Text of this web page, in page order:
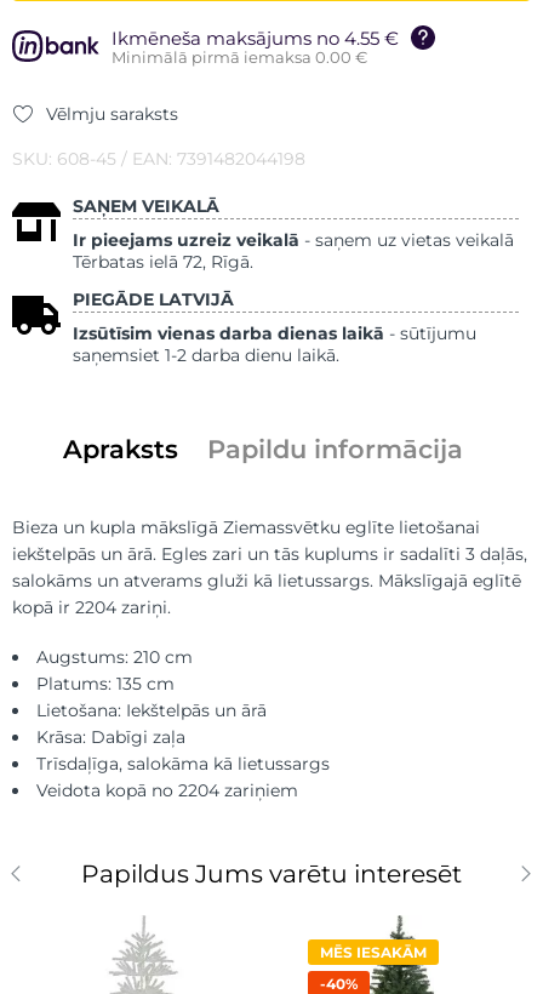
Ikmēneša maksājums no 4.55 €
Minimālā pirmā iemaksa 0.00 €
Vēlmju saraksts
SKU: 608-45 / EAN: 7391482044198
SAŅEM VEIKALĀ
Ir pieejams uzreiz veikalā - saņem uz vietas veikalā
Tērbatas ielā 72, Rīgā.
PIEGĀDE LATVIJĀ
Izsūtīsim vienas darba dienas laikā - sūtījumu
saņemsiet 1-2 darba dienu laikā.
Apraksts Papildu informācija
Bieza un kupla mākslīgā Ziemassvētku eglīte lietošanai
iekštelpās un ārā. Egles zari un tās kuplums ir sadalīti 3 daļās,
salokāms un atverams gluži kā lietussargs. Mākslīgajā eglītē
kopā ir 2204 zariņi.
Augstums: 210 cm
Platums: 135 cm
Lietošana: Iekštelpās un ārā
Krāsa: Dabīgi zaļa
Trīsdaļīga, salokāma kā lietussargs
Veidota kopā no 2204 zariņiem
Papildus Jums varētu interesēt
MĒS IESAKĀM
-40%